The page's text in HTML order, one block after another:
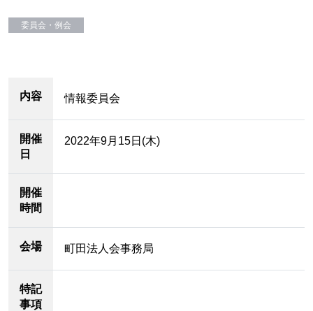
委員会・例会
内容 情報委員会
開催
日
2022年9月15日(木)
開催
時間
会場 町田法人会事務局
特記
事項